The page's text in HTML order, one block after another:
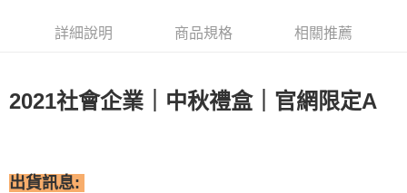
新竹物流宅配
詳細說明 商品規格 相關推薦
2021社會企業｜中秋禮盒｜官網限定A
出貨訊息: